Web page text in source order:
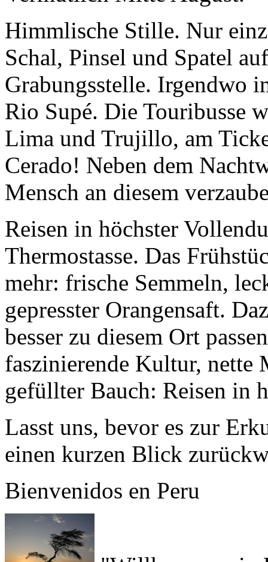
Himmlische Stille. Nur
Schal, Pinsel und Spatel
Grabungsstelle. Irgendwo
Rio Supé. Die Touribusse
Limaund Trujillo, am
Cerado!Neben dem
Mensch an diesem
Thermostasse. Das
mehr: frische Semmeln,
gepresster Orangensaft.
besser zu diesem Ort
faszinierende Kultur, nette
gefüllter Bauch: Reisen in
Lasst uns, bevor es zur
einen kurzen Blick